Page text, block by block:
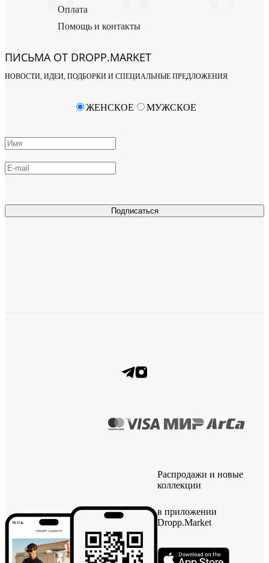
Оплата
Помощь и контакты
ПИСЬМА ОТ DROPP.MARKET
НОВОСТИ, ИДЕИ, ПОДБОРКИ И СПЕЦИАЛЬНЫЕ ПРЕДЛОЖЕНИЯ
Подписаться
ЖЕНСКОЕ МУЖСКОЕ
Распродажи и новые
коллекции
в приложении
Dropp.Market